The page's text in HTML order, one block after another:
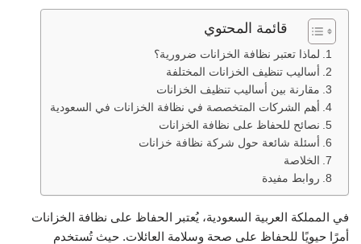
قائمة المحتوي
لماذا تعتبر نظافة الخزانات ضرورية؟
أساليب تنظيف الخزانات المختلفة
مقارنة بين أساليب تنظيف الخزانات
أهم الشركات المتخصصة في نظافة الخزانات في السعودية
نصائح للحفاظ على نظافة الخزانات
أسئلة شائعة حول شركة نظافة خزانات
الخلاصة
روابط مفيدة
في المملكة العربية السعودية، يُعتبر الحفاظ على نظافة الخزانات
أمرًا حيويًا للحفاظ على صحة وسلامة العائلات. حيث تُستخدم